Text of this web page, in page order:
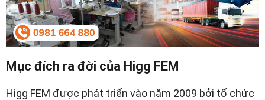
Mục đích ra đời của Higg FEM
Higg FEM được phát triển vào năm 2009 bởi tổ chức